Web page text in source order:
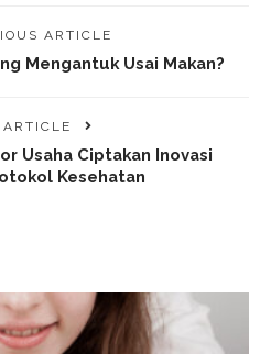
ARTICLE
Mengantuk Usai Makan?
Usaha Ciptakan Inovasi
Kesehatan